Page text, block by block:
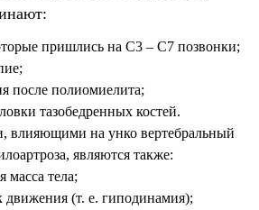
пришлись на C3 – C7 позвонки;
после полиомиелита;
тазобедренных костей.
влияющими на унко вертебральный
являются также:
масса тела;
движения (т. е. гиподинамия);